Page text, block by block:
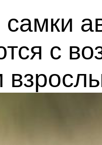
с